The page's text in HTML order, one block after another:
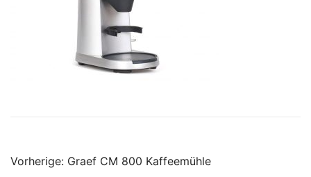
Beitragsnavigation
Vorherige: Graef CM 800 Kaffeemühle